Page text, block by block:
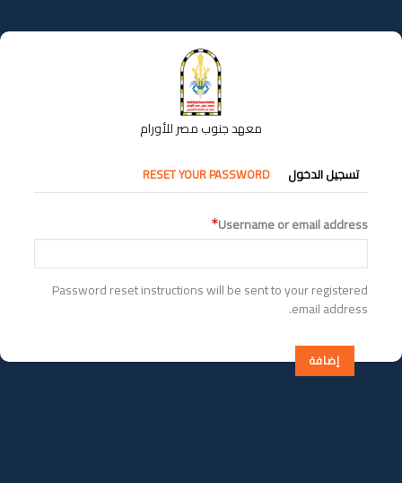
إلى
المحتوى
معهد جنوب مصر للأورام
التبويبات
الأساسية
تسجيل الدخول RESET YOUR PASSWORD
Username or email address
Password reset instructions will be sent to your registered
email address.